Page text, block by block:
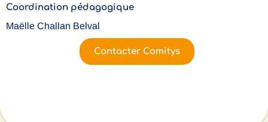
Coordination pédagogique
Maëlle Challan Belval
Contacter Comitys